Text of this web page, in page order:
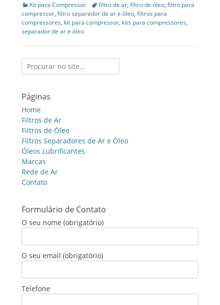
Categories
Kit para Compressor Tagsfiltro de ar, filtro de óleo, filtro para
compressor, filtro separador de ar e óleo, filtros para
compressores, kit para compressor, kits para compressores,
separador de ar e óleo
Search
for:
Páginas
Home
Filtros de Ar
Filtros de Óleo
Filtros Separadores de Ar e Óleo
Óleos Lubrificantes
Marcas
Rede de Ar
Contato
Formulário de Contato
O seu nome (obrigatório)
O seu email (obrigatório)
Telefone